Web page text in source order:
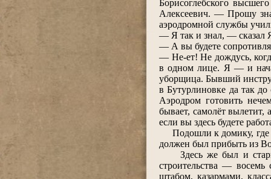
Борисоглебского
Алексеевич. ― Прошу
аэродромной службы
― Я так и знал, ― сказал
― А вы будете
― Не-ет! Не дождусь,
в одном лице. Я ― и
уборщица. Бывший
в Бутурлиновке да так
Аэродром готовить
бывает, самолёт
если вы здесь будете
Подошли к домику, где
должен был прибыть из
Здесь же был и
строительства ― восемь
штабом, казармами,